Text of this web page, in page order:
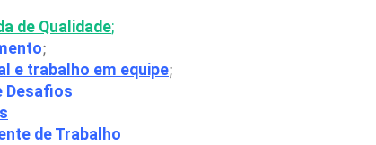
de Qualidade;
;
e trabalho em equipe;
Desafios
de Trabalho